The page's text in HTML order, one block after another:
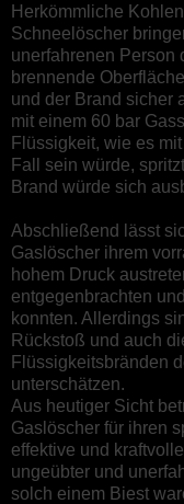
Herkömmliche
Schneelöscher
unerfahrenen Person
brennende
und der Brand sicher
mit einem 60 bar
Flüssigkeit, wie es
Fall sein würde,
Brand würde sich
Abschließend lässt
Gaslöscher ihrem
hohem Druck
entgegenbrachten
konnten. Allerdings
Rückstoß und auch
Flüssigkeitsbränden
unterschätzen.
Aus heutiger Sicht
Gaslöscher für ihren
effektive und
ungeübter und
solch einem Biest